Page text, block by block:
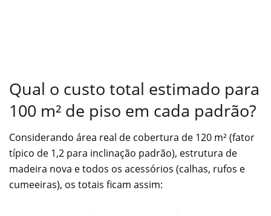
Qual o custo total estimado para
100 m² de piso em cada padrão?
Considerando área real de cobertura de 120 m² (fator
típico de 1,2 para inclinação padrão), estrutura de
madeira nova e todos os acessórios (calhas, rufos e
cumeeiras), os totais ficam assim: